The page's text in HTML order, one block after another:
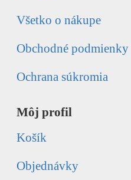
Všetko o nákupe
Obchodné podmienky
Ochrana súkromia
Môj profil
Košík
Objednávky